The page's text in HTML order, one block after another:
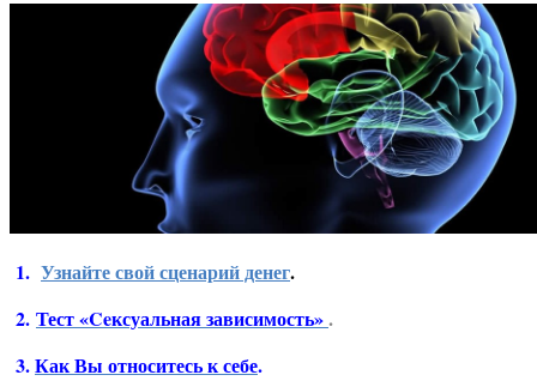
1. Узнайте свой сценарий денег.
2. Тест «Ceксуальная зависимость».
3.Как Вы относитесь к себе.